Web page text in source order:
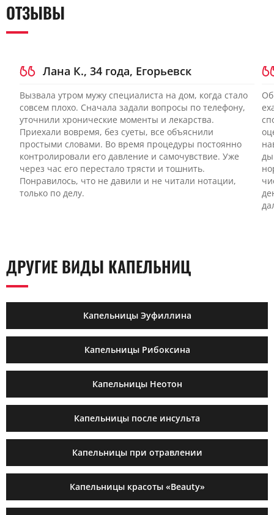
ОТЗЫВЫ
Лана К., 34 года, Егорьевск
Вызвала утром мужу специалиста на дом, когда стало
совсем плохо. Сначала задали вопросы по телефону,
уточнили хронические моменты и лекарства.
Приехали вовремя, без суеты, все объяснили
простыми словами. Во время процедуры постоянно
контролировали его давление и самочувствие. Уже
через час его перестало трясти и тошнить.
Понравилось, что не давили и не читали нотации,
только по делу.
ДРУГИЕ ВИДЫ КАПЕЛЬНИЦ
Капельницы Эуфиллина
Капельницы Рибоксина
Капельницы Неотон
Капельницы после инсульта
Капельницы при отравлении
Капельницы красоты «Beauty»